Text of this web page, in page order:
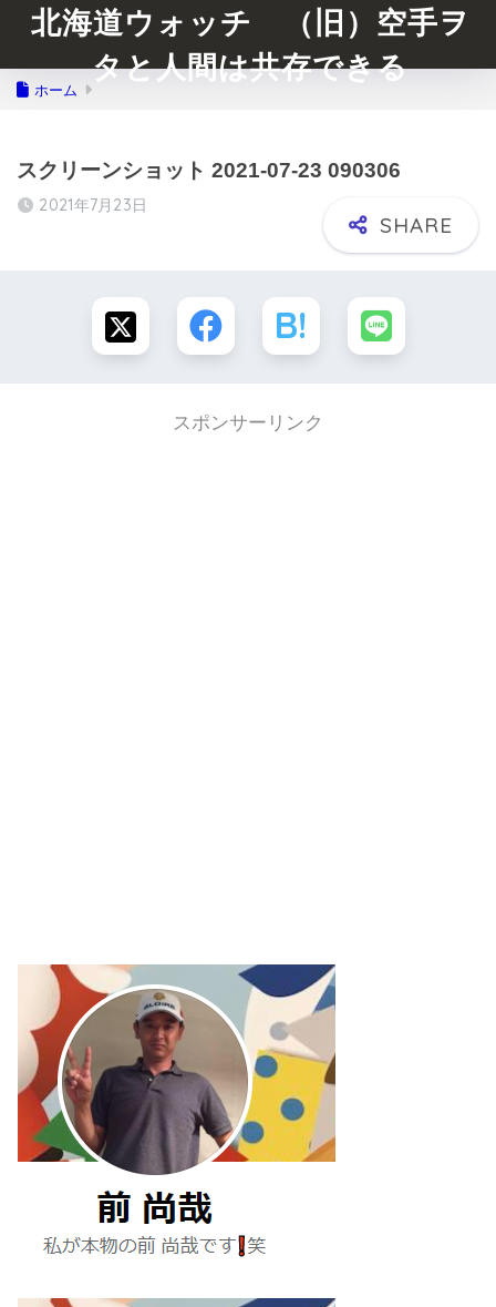
北海道ウォッチ （旧）空手ヲ
タと人間は共存できる
ホーム
スクリーンショット 2021-07-23 090306
2021年7月23日
スポンサーリンク